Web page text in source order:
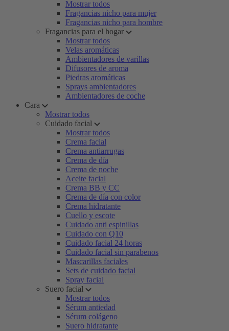
Mostrar todos
Fragancias nicho para mujer
Fragancias nicho para hombre
Fragancias para el hogar
Mostrar todos
Velas aromáticas
Ambientadores de varillas
Difusores de aroma
Piedras aromáticas
Sprays ambientadores
Ambientadores de coche
Cara
Mostrar todos
Cuidado facial
Mostrar todos
Crema facial
Crema antiarrugas
Crema de día
Crema de noche
Aceite facial
Crema BB y CC
Crema de día con color
Crema hidratante
Cuello y escote
Cuidado anti espinillas
Cuidado con Q10
Cuidado facial 24 horas
Cuidado facial sin parabenos
Mascarillas faciales
Sets de cuidado facial
Spray facial
Suero facial
Mostrar todos
Sérum antiedad
Sérum colágeno
Suero hidratante